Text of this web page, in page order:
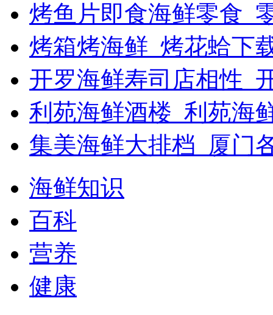
烤鱼片即食海鲜零食_
烤箱烤海鲜_烤花蛤下
开罗海鲜寿司店相性_
利苑海鲜酒楼_利苑海
集美海鲜大排档_厦门
海鲜知识
百科
营养
健康